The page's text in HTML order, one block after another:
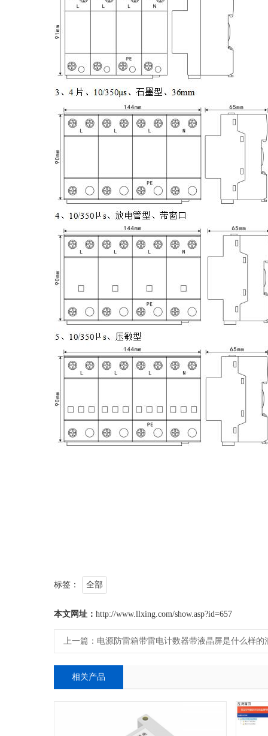
标签： 全部
本文网址： http://www.llxing.com/show.asp?id=657
上一篇： 电源防雷箱带雷电计数器带液晶屏是什么样的
相关产品